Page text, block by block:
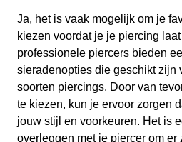
Ja, het is vaak mogelijk om je
kiezen voordat je je piercing laat
professionele piercers bieden
sieradenopties die geschikt zijn
soorten piercings. Door van
te kiezen, kun je ervoor zorgen
jouw stijl en voorkeuren. Het is
overleggen met je piercer om er